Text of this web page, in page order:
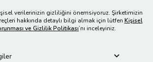
verilerinizin gizliliğini önemsiyoruz. Şirketimizin
hakkında detaylı bilgi almak için lütfen Kişisel
ve Gizlilik Politikası’nı inceleyiniz.